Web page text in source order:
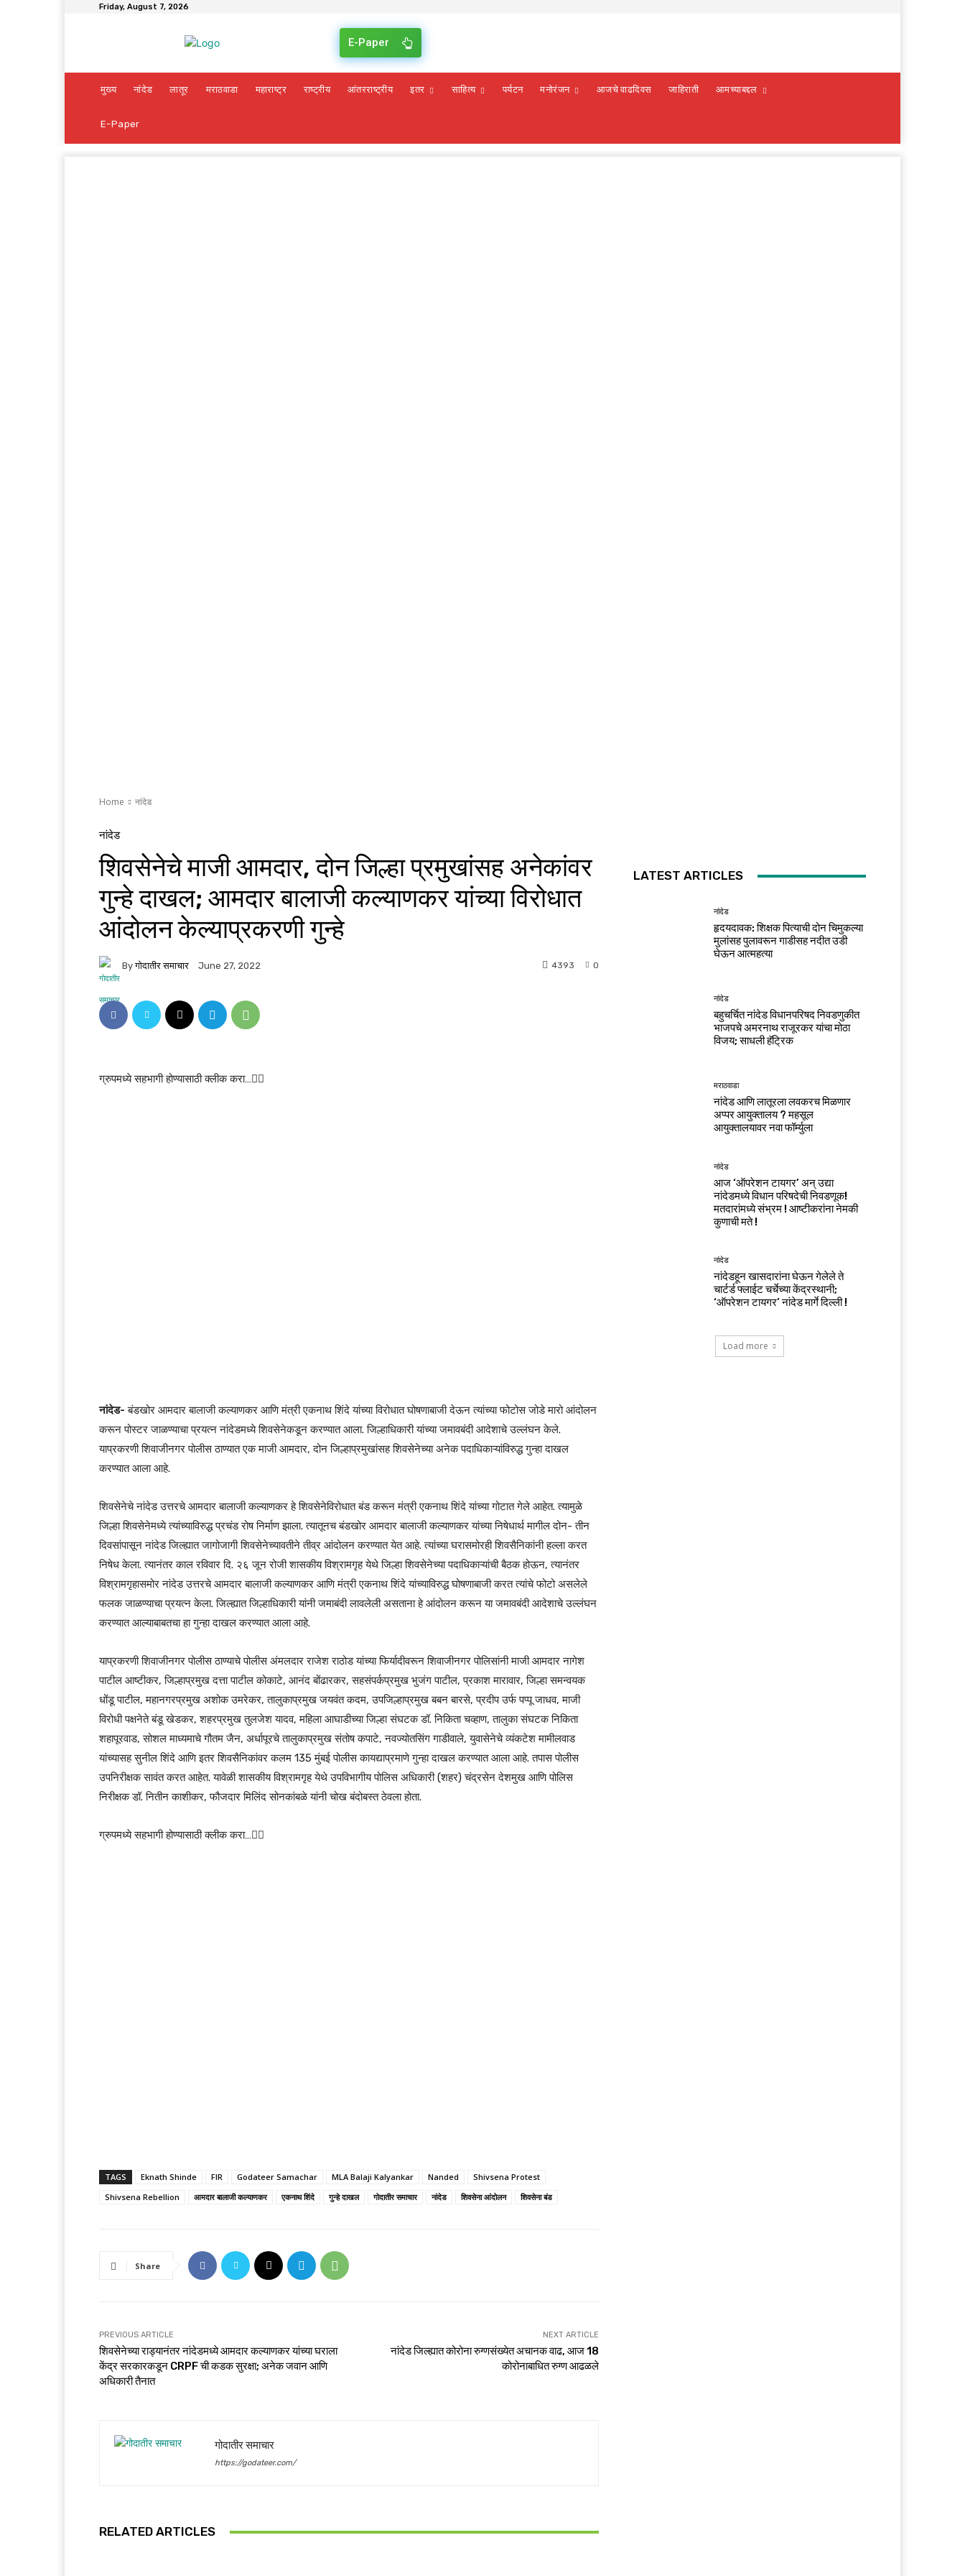
Friday, August 7, 2026
E-Paper
मुख्य नांदेड लातूर मराठवाडा महाराष्ट्र राष्ट्रीय आंतरराष्ट्रीय इतर साहित्य पर्यटन मनोरंजन आजचे वाढदिवस जाहिराती आमच्याबद्दल
E-Paper
Home नांदेड
नांदेड
शिवसेनेचे माजी आमदार, दोन जिल्हा प्रमुखांसह अनेकांवर
गुन्हे दाखल; आमदार बालाजी कल्याणकर यांच्या विरोधात
आंदोलन केल्याप्रकरणी गुन्हे
By गोदातीर समाचार June 27, 2022 0
4393
ग्रुपमध्ये सहभागी होण्यासाठी क्लीक करा…👆🏻
नांदेड- बंडखोर आमदार बालाजी कल्याणकर आणि मंत्री एकनाथ शिंदे यांच्या विरोधात घोषणाबाजी देऊन त्यांच्या फोटोस जोडे मारो आंदोलन
करून पोस्टर जाळण्याचा प्रयत्न नांदेडमध्ये शिवसेनेकडून करण्यात आला. जिल्हाधिकारी यांच्या जमावबंदी आदेशाचे उल्लंघन केले.
याप्रकरणी शिवाजीनगर पोलीस ठाण्यात एक माजी आमदार, दोन जिल्हाप्रमुखांसह शिवसेनेच्या अनेक पदाधिकाऱ्यांविरुद्ध गुन्हा दाखल
करण्यात आला आहे.
शिवसेनेचे नांदेड उत्तरचे आमदार बालाजी कल्याणकर हे शिवसेनेविरोधात बंड करून मंत्री एकनाथ शिंदे यांच्या गोटात गेले आहेत. त्यामुळे
जिल्हा शिवसेनेमध्ये त्यांच्याविरुद्ध प्रचंड रोष निर्माण झाला. त्यातूनच बंडखोर आमदार बालाजी कल्याणकर यांच्या निषेधार्थ मागील दोन- तीन
दिवसांपासून नांदेड जिल्ह्यात जागोजागी शिवसेनेच्यावतीने तीव्र आंदोलन करण्यात येत आहे. त्यांच्या घरासमोरही शिवसैनिकांनी हल्ला करत
निषेध केला. त्यानंतर काल रविवार दि. २६ जून रोजी शासकीय विश्रामगृह येथे जिल्हा शिवसेनेच्या पदाधिकाऱ्यांची बैठक होऊन, त्यानंतर
विश्रामगृहासमोर नांदेड उत्तरचे आमदार बालाजी कल्याणकर आणि मंत्री एकनाथ शिंदे यांच्याविरुद्ध घोषणाबाजी करत त्यांचे फोटो असलेले
फलक जाळण्याचा प्रयत्न केला. जिल्ह्यात जिल्हाधिकारी यांनी जमाबंदी लावलेली असताना हे आंदोलन करून या जमावबंदी आदेशाचे उल्लंघन
करण्यात आल्याबाबतचा हा गुन्हा दाखल करण्यात आला आहे.
याप्रकरणी शिवाजीनगर पोलीस ठाण्याचे पोलीस अंमलदार राजेश राठोड यांच्या फिर्यादीवरून शिवाजीनगर पोलिसांनी माजी आमदार नागेश
पाटील आष्टीकर, जिल्हाप्रमुख दत्ता पाटील कोकाटे, आनंद बोंढारकर, सहसंपर्कप्रमुख भुजंग पाटील, प्रकाश मारावार, जिल्हा समन्वयक
धोंडू पाटील, महानगरप्रमुख अशोक उमरेकर, तालुकाप्रमुख जयवंत कदम, उपजिल्हाप्रमुख बबन बारसे, प्रदीप उर्फ पप्पू जाधव, माजी
विरोधी पक्षनेते बंडू खेडकर, शहरप्रमुख तुलजेश यादव, महिला आघाडीच्या जिल्हा संघटक डॉ. निकिता चव्हाण, तालुका संघटक निकिता
शहापूरवाड, सोशल माध्यमाचे गौतम जैन, अर्धापूरचे तालुकाप्रमुख संतोष कपाटे, नवज्योतसिंग गाडीवाले, युवासेनेचे व्यंकटेश मामीलवाड
यांच्यासह सुनील शिंदे आणि इतर शिवसैनिकांवर कलम 135 मुंबई पोलीस कायद्याप्रमाणे गुन्हा दाखल करण्यात आला आहे. तपास पोलीस
उपनिरीक्षक सावंत करत आहेत. यावेळी शासकीय विश्रामगृह येथे उपविभागीय पोलिस अधिकारी (शहर) चंद्रसेन देशमुख आणि पोलिस
निरीक्षक डॉ. नितीन काशीकर, फौजदार मिलिंद सोनकांबळे यांनी चोख बंदोबस्त ठेवला होता.
ग्रुपमध्ये सहभागी होण्यासाठी क्लीक करा…👆🏻
TAGS Eknath Shinde FIR Godateer Samachar MLA Balaji Kalyankar Nanded
Shivsena Protest
Shivsena Rebellion
आमदार बालाजी कल्याणकर एकनाथ शिंदे गुन्हे दाखल गोदातीर समाचार नांदेड शिवसेना आंदोलन शिवसेना बंड
Share
PREVIOUS ARTICLE
शिवसेनेच्या राड्यानंतर नांदेडमध्ये आमदार कल्याणकर यांच्या घराला
केंद्र सरकारकडून CRPF ची कडक सुरक्षा; अनेक जवान आणि
अधिकारी तैनात
NEXT ARTICLE
नांदेड जिल्ह्यात कोरोना रुग्णसंख्येत अचानक वाढ, आज 18
कोरोनाबाधित रुग्ण आढळले
गोदातीर समाचार
https://godateer.com/
RELATED ARTICLES
LATEST ARTICLES
नांदेड
हृदयदावक: शिक्षक पित्याची दोन चिमुकल्या
मुलांसह पुलावरून गाडीसह नदीत उडी
घेऊन आत्महत्या
नांदेड
बहुचर्चित नांदेड विधानपरिषद निवडणुकीत
भाजपचे अमरनाथ राजूरकर यांचा मोठा
विजय; साधली हॅट्रिक
मराठवाडा
नांदेड आणि लातूरला लवकरच मिळणार
अप्पर आयुक्तालय ? महसूल
आयुक्तालयावर नवा फॉर्म्युला
नांदेड
आज ‘ऑपरेशन टायगर’ अन् उद्या
नांदेडमध्ये विधान परिषदेची निवडणूक!
मतदारांमध्ये संभ्रम ! आष्टीकरांना नेमकी
कुणाची मते !
नांदेड
नांदेडहून खासदारांना घेऊन गेलेले ते
चार्टर्ड फ्लाईट चर्चेच्या केंद्रस्थानी;
‘ऑपरेशन टायगर’ नांदेड मार्गे दिल्ली !
Load more